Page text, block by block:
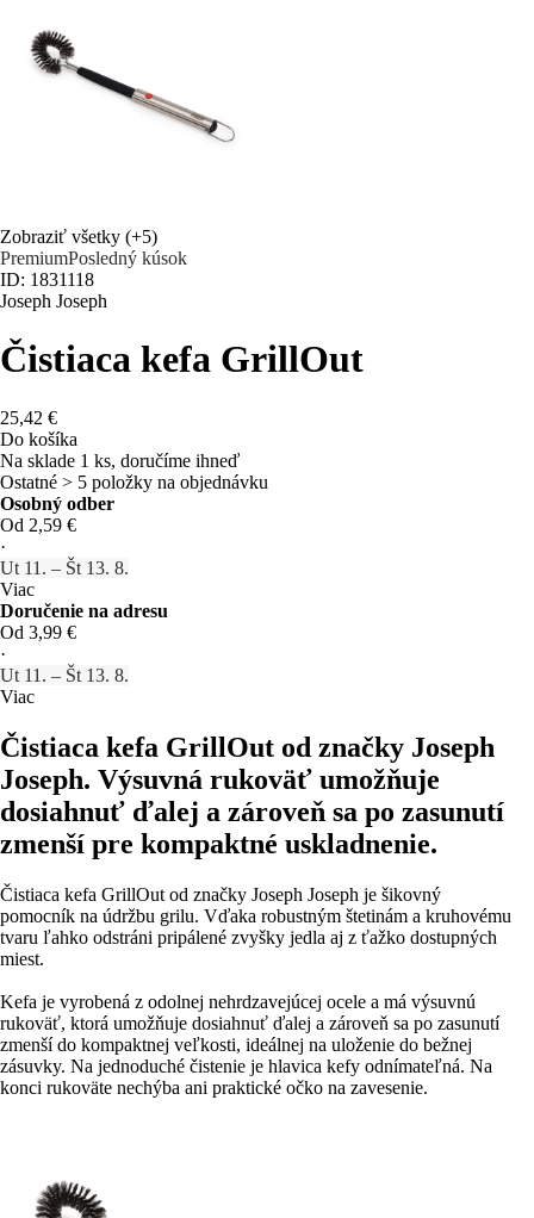
Zobraziť všetky (+5)
PremiumPosledný kúsok
ID: 1831118
Joseph Joseph
Čistiaca kefa GrillOut
25,42 €
Do košíka
Na sklade 1 ks, doručíme ihneď
Ostatné > 5 položky na objednávku
Osobný odber
Od 2,59 €
·
Ut 11. – Št 13. 8.
Viac
Doručenie na adresu
Od 3,99 €
·
Ut 11. – Št 13. 8.
Viac
Čistiaca kefa GrillOut od značky Joseph
Joseph. Výsuvná rukoväť umožňuje
dosiahnuť ďalej a zároveň sa po zasunutí
zmenší pre kompaktné uskladnenie.
Čistiaca kefa GrillOut od značky Joseph Joseph je šikovný
pomocník na údržbu grilu. Vďaka robustným štetinám a kruhovému
tvaru ľahko odstráni pripálené zvyšky jedla aj z ťažko dostupných
miest.
Kefa je vyrobená z odolnej nehrdzavejúcej ocele a má výsuvnú
rukoväť, ktorá umožňuje dosiahnuť ďalej a zároveň sa po zasunutí
zmenší do kompaktnej veľkosti, ideálnej na uloženie do bežnej
zásuvky. Na jednoduché čistenie je hlavica kefy odnímateľná. Na
konci rukoväte nechýba ani praktické očko na zavesenie.